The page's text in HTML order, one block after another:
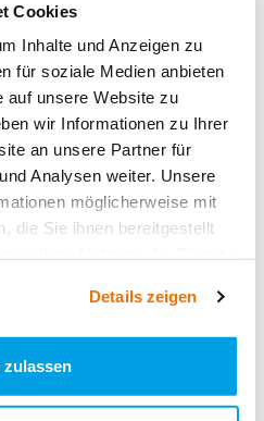
Cookies
Inhalte und Anzeigen zu
für soziale Medien anbieten
auf unsere Website zu
wir Informationen zu Ihrer
an unsere Partner für
Analysen weiter. Unsere
möglicherweise mit
die Sie ihnen bereitgestellt
Details zeigen
zulassen